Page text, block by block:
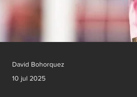
David Bohorquez
10 jul 2025